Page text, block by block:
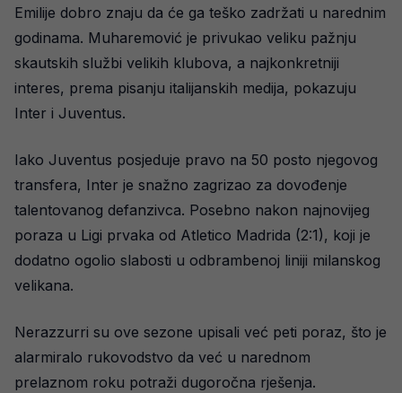
Emilije dobro znaju da će ga teško zadržati u narednim
godinama. Muharemović je privukao veliku pažnju
skautskih službi velikih klubova, a najkonkretniji
interes, prema pisanju italijanskih medija, pokazuju
Inter i Juventus.
Iako Juventus posjeduje pravo na 50 posto njegovog
transfera, Inter je snažno zagrizao za dovođenje
talentovanog defanzivca. Posebno nakon najnovijeg
poraza u Ligi prvaka od Atletico Madrida (2:1), koji je
dodatno ogolio slabosti u odbrambenoj liniji milanskog
velikana.
Nerazzurri su ove sezone upisali već peti poraz, što je
alarmiralo rukovodstvo da već u narednom
prelaznom roku potraži dugoročna rješenja.